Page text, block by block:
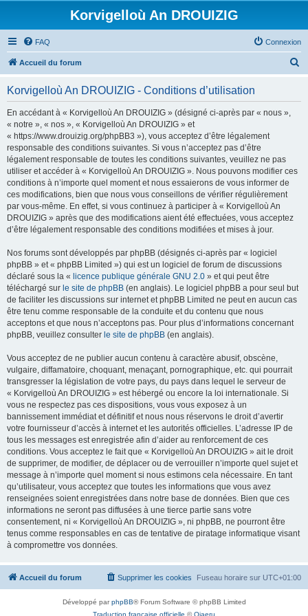
Korvigelloù An DROUIZIG
FAQ Connexion
Accueil du forum
Korvigelloù An DROUIZIG - Conditions d’utilisation
En accédant à « Korvigelloù An DROUIZIG » (désigné ci-après par « nous »,
« notre », « nos », « Korvigelloù An DROUIZIG » et
« https://www.drouizig.org/phpBB3 »), vous acceptez d’être légalement
responsable des conditions suivantes. Si vous n’acceptez pas d’être
légalement responsable de toutes les conditions suivantes, veuillez ne pas
utiliser et accéder à « Korvigelloù An DROUIZIG ». Nous pouvons modifier ces
conditions à n’importe quel moment et nous essaierons de vous informer de
ces modifications, bien que nous vous conseillons de vérifier régulièrement
par vous-même. En effet, si vous continuez à participer à « Korvigelloù An
DROUIZIG » après que des modifications aient été effectuées, vous acceptez
d’être légalement responsable des conditions modifiées et mises à jour.
Nos forums sont développés par phpBB (désignés ci-après par « logiciel
phpBB » et « phpBB Limited ») qui est un logiciel de forum de discussions
déclaré sous la « licence publique générale GNU 2.0 » et qui peut être
téléchargé sur le site de phpBB (en anglais). Le logiciel phpBB a pour seul but
de faciliter les discussions sur internet et phpBB Limited ne peut en aucun cas
être tenu comme responsable de la conduite et du contenu que nous
acceptons et que nous n’acceptons pas. Pour plus d’informations concernant
phpBB, veuillez consulter le site de phpBB (en anglais).
Vous acceptez de ne publier aucun contenu à caractère abusif, obscène,
vulgaire, diffamatoire, choquant, menaçant, pornographique, etc. qui pourrait
transgresser la législation de votre pays, du pays dans lequel le serveur de
« Korvigelloù An DROUIZIG » est hébergé ou encore la loi internationale. Si
vous ne respectez pas ces dispositions, vous vous exposez à un
bannissement immédiat et définitif et nous nous réservons le droit d’avertir
votre fournisseur d’accès à internet et les autorités officielles. L’adresse IP de
tous les messages est enregistrée afin d’aider au renforcement de ces
conditions. Vous acceptez le fait que « Korvigelloù An DROUIZIG » ait le droit
de supprimer, de modifier, de déplacer ou de verrouiller n’importe quel sujet et
message à n’importe quel moment si nous estimons cela nécessaire. En tant
qu’utilisateur, vous acceptez que toutes les informations que vous avez
renseignées soient enregistrées dans notre base de données. Bien que ces
informations ne seront pas diffusées à une tierce partie sans votre
consentement, ni « Korvigelloù An DROUIZIG », ni phpBB, ne pourront être
tenus comme responsables en cas de tentative de piratage informatique visant
à compromettre vos données.
Accueil du forum Fuseau horaire sur UTC+01:00
Supprimer les cookies
Développé parphpBB® Forum Software © phpBB Limited
Traduction française officielle ©Qiaeru